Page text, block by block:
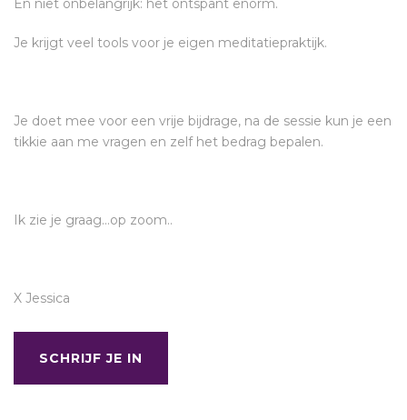
En niet onbelangrijk: het ontspant enorm.
Je krijgt veel tools voor je eigen meditatiepraktijk.
Je doet mee voor een vrije bijdrage, na de sessie kun je een
tikkie aan me vragen en zelf het bedrag bepalen.
Ik zie je graag…op zoom..
X Jessica
SCHRIJF JE IN